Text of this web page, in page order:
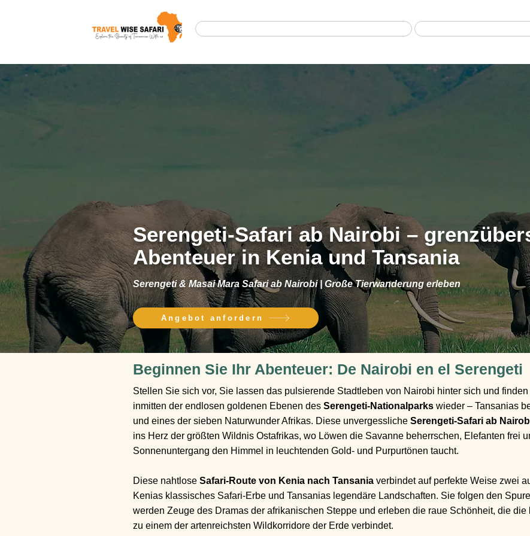
Serengeti-Safari ab Nairobi –
Abenteuer in Kenia und Tansania
Serengeti & Masai Mara Safari ab Nairobi | Große Tierwanderung erleben
Angebot anfordern
Beginnen Sie Ihr Abenteuer: De Nairobi en el Serengeti
Stellen Sie sich vor, Sie lassen das pulsierende Stadtleben von Nairobi hinter sich und
inmitten der endlosen goldenen Ebenen des Serengeti-Nationalparks wieder – Tansanias
und eines der sieben Naturwunder Afrikas. Diese unvergessliche Serengeti-Safari ab
ins Herz der größten Wildnis Ostafrikas, wo Löwen die Savanne beherrschen, Elefanten frei
Sonnenuntergang den Himmel in leuchtenden Gold- und Purpurtönen taucht.
Diese nahtlose Safari-Route von Kenia nach Tansania verbindet auf perfekte Weise zwei
Kenias klassisches Safari-Erbe und Tansanias legendäre Landschaften. Sie folgen den
werden Zeuge des Dramas der afrikanischen Steppe und erleben die raue Schönheit, die die
zu einem der artenreichsten Wildkorridore der Erde verbindet.